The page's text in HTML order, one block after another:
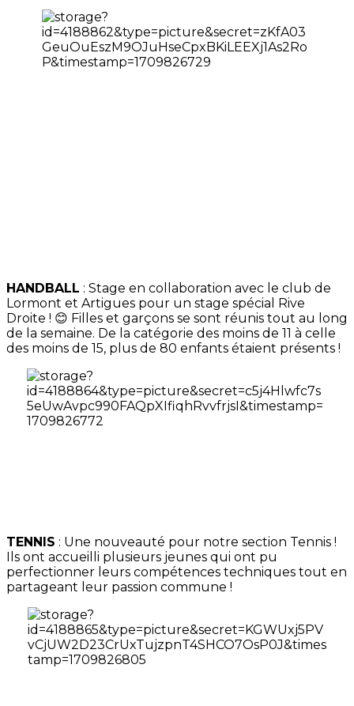
HANDBALL : Stage en collaboration avec le club de
Lormont et Artigues pour un stage spécial Rive
Droite ! 😊 Filles et garçons se sont réunis tout au long
de la semaine. De la catégorie des moins de 11 à celle
des moins de 15, plus de 80 enfants étaient présents !
TENNIS : Une nouveauté pour notre section Tennis !
Ils ont accueilli plusieurs jeunes qui ont pu
perfectionner leurs compétences techniques tout en
partageant leur passion commune !